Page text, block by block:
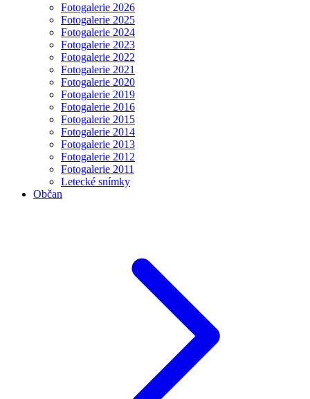
Fotogalerie 2026
Fotogalerie 2025
Fotogalerie 2024
Fotogalerie 2023
Fotogalerie 2022
Fotogalerie 2021
Fotogalerie 2020
Fotogalerie 2019
Fotogalerie 2016
Fotogalerie 2015
Fotogalerie 2014
Fotogalerie 2013
Fotogalerie 2012
Fotogalerie 2011
Letecké snímky
Občan